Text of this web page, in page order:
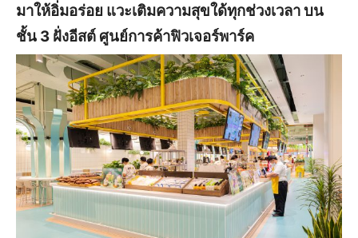
มาให้อิ่มอร่อย แวะเติมความสุขใด้ทุกช่วงเวลา บน
ชั้น 3 ฝั่งอีสต์ ศูนย์การค้าฟิวเจอร์พาร์ค